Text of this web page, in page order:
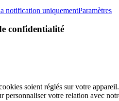
notification uniquementParamètres
confidentialité
soient réglés sur votre
personnaliser votre relation avec